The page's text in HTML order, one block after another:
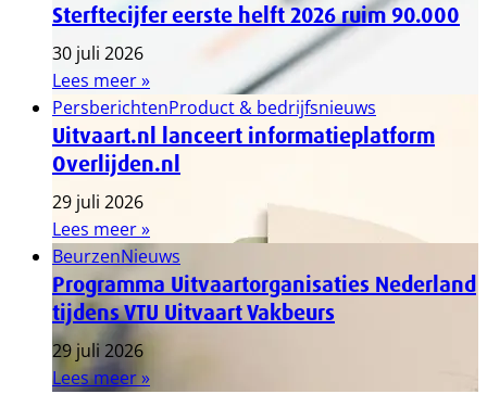
Sterftecijfer eerste helft 2026 ruim 90.000
30 juli 2026
Lees meer »
PersberichtenProduct & bedrijfsnieuws
Uitvaart.nl lanceert informatieplatform
Overlijden.nl
29 juli 2026
Lees meer »
BeurzenNieuws
Programma Uitvaartorganisaties Nederland
tijdens VTU Uitvaart Vakbeurs
29 juli 2026
Lees meer »